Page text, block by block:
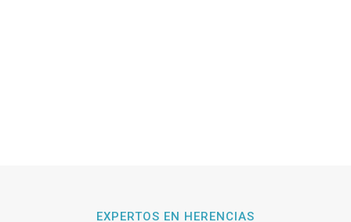
EXPERTOS EN HERENCIAS